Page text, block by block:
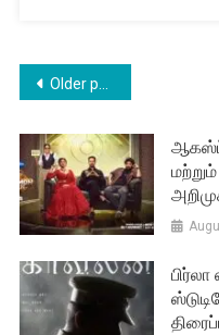
Posts
navigation
Older posts